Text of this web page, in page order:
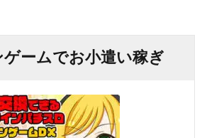
ームでお小遣い稼ぎ